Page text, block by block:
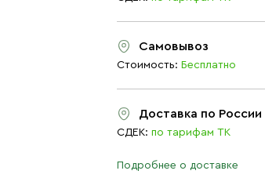
Самовывоз
Стоимость: Бесплатно
Доставка по России
СДЕК: по тарифам ТК
Подробнее о доставке